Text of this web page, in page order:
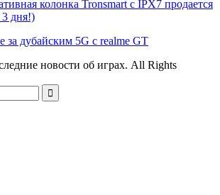
колонка Tronsmart с IPX7 продается
3 дня!)
за дубайским 5G с realme GT
новости об играх. All Rights